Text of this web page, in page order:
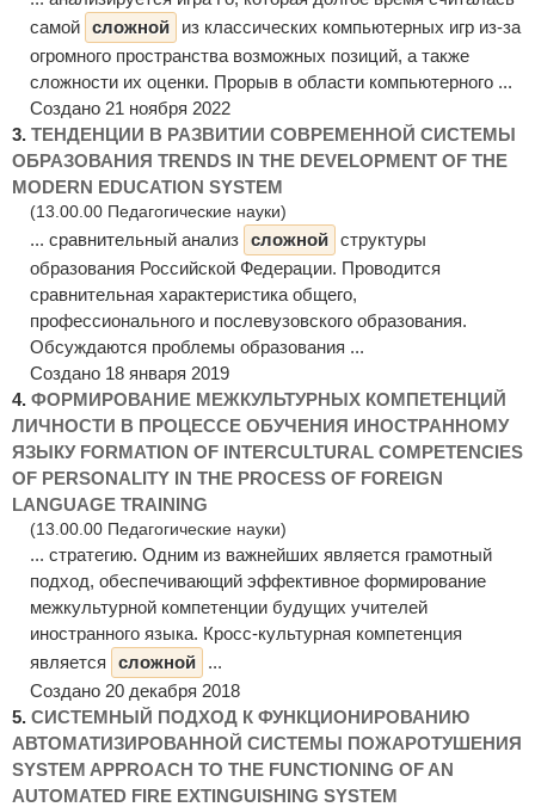
самой сложной
из классических компьютерных игр из-за
огромного пространства возможных позиций, а также
сложности их оценки. Прорыв в области компьютерного ...
Создано 21 ноября 2022
3. ТЕНДЕНЦИИ В РАЗВИТИИ СОВРЕМЕННОЙ СИСТЕМЫ
ОБРАЗОВАНИЯ TRENDS IN THE DEVELOPMENT OF THE
MODERN EDUCATION SYSTEM
(13.00.00 Педагогические науки)
... сравнительный анализ сложной структуры
образования Российской Федерации. Проводится
сравнительная характеристика общего,
профессионального и послевузовского образования.
Обсуждаются проблемы образования ...
Создано 18 января 2019
4. ФОРМИРОВАНИЕ МЕЖКУЛЬТУРНЫХ КОМПЕТЕНЦИЙ
ЛИЧНОСТИ В ПРОЦЕССЕ ОБУЧЕНИЯ ИНОСТРАННОМУ
ЯЗЫКУ FORMATION OF INTERCULTURAL COMPETENCIES
OF PERSONALITY IN THE PROCESS OF FOREIGN
LANGUAGE TRAINING
(13.00.00 Педагогические науки)
... стратегию. Одним из важнейших является грамотный
подход, обеспечивающий эффективное формирование
межкультурной компетенции будущих учителей
иностранного языка. Кросс-культурная компетенция
является
сложной
...
Создано 20 декабря 2018
5. СИСТЕМНЫЙ ПОДХОД К ФУНКЦИОНИРОВАНИЮ
АВТОМАТИЗИРОВАННОЙ СИСТЕМЫ ПОЖАРОТУШЕНИЯ
SYSTEM APPROACH TO THE FUNCTIONING OF AN
AUTOMATED FIRE EXTINGUISHING SYSTEM